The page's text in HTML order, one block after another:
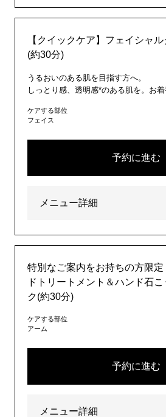
【クイックケア】フェイシャ
(約30分)
うるおいのある肌を目指す方へ。
しっとり感、透明感*のある肌を。お着
ケアする部位
フェイス
予約に進む
メニュー詳細
特別なご案内をお持ちの方限
ドトリートメント＆ハンド石こ
ク(約30分)
ケアする部位
アーム
予約に進む
メニュー詳細